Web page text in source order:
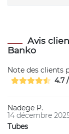
Avis
Banko
Note des clients
4.7/
Nadege P.
14 décembre
Tubes